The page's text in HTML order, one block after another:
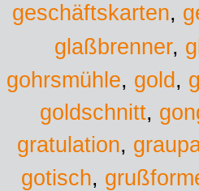
geschäftskarten,
glaßbrenner,
gohrsmühle, gold,
goldschnitt,
gratulation,
gotisch,